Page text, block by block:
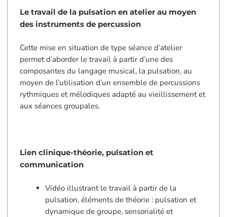
Le travail de la pulsation en atelier au moyen
des instruments de percussion
Cette mise en situation de type séance d’atelier
permet d’aborder le travail à partir d’une des
composantes du langage musical, la pulsation, au
moyen de l’utilisation d’un ensemble de percussions
rythmiques et mélodiques adapté au vieillissement et
aux séances groupales.
Lien clinique-théorie, pulsation et
communication
Vidéo illustrant le travail à partir de la
pulsation, éléments de théorie : pulsation et
dynamique de groupe, sensorialité et